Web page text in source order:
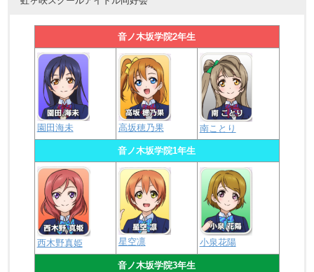
音ノ木坂学院2年生
園田海未 高坂穂乃果 南ことり
音ノ木坂学院1年生
西木野真姫 星空凛 小泉花陽
音ノ木坂学院3年生